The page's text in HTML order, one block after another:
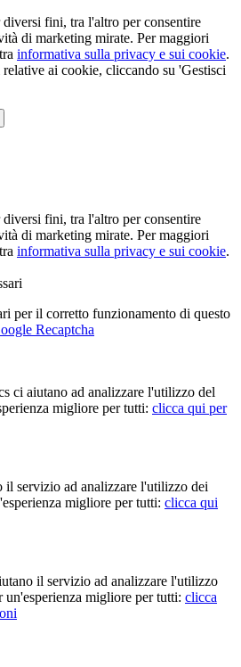
fini, tra l'altro per consentire
di marketing mirate. Per maggiori
informativa sulla privacy e sui cookie.
ai cookie, cliccando su 'Gestisci
fini, tra l'altro per consentire
di marketing mirate. Per maggiori
informativa sulla privacy e sui cookie.
per il corretto funzionamento di questo
Recaptcha
ci aiutano ad analizzare l'utilizzo del
migliore per tutti: clicca qui per
il servizio ad analizzare l'utilizzo dei
migliore per tutti: clicca qui
il servizio ad analizzare l'utilizzo
migliore per tutti: clicca